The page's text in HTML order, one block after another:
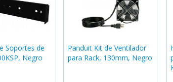
Soportes de
Negro
Panduit Kit de Ventilador
para Rack, 130mm, Negro